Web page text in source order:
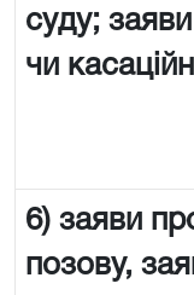
суду;
чи
6) заяви
позову,